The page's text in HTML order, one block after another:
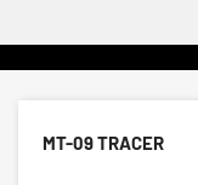
MT-09 TRACER